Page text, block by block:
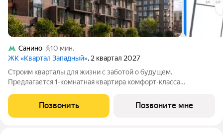
Санино
10 мин.
ЖК «Квартал Западный», 2 квартал 2027
Строим кварталы для жизни с заботой о будущем.
Предлагается 1-комнатная квартира комфорт-класса
этаже, в жилом комплексе "Квартал Западный".Застройщик
сдает квартиры с отделкой в нескольких
Позвонить Позвоните мне